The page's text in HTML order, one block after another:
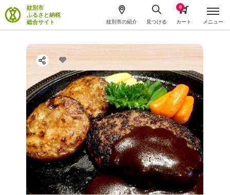
紋別市
ふるさと納税
総合サイト
紋別市の紹介 見つける カート
0
メニュー